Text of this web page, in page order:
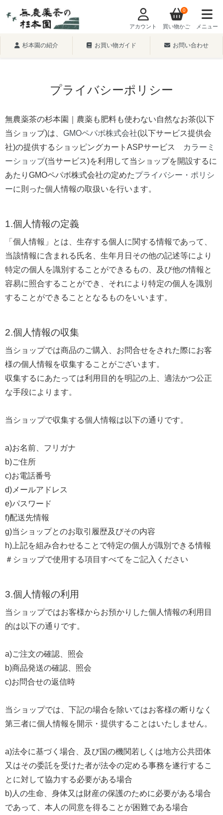
アカウント 買い物かご
0
メニュー
杉本園の紹介 お買い物ガイド お問い合わせ
プライバシーポリシー
無農薬茶の杉本園｜農薬も肥料も使わない自然なお茶(以下
当ショップ)は、 GMOペパボ株式会社(以下サービス提供会
社)の提供するショッピングカートASPサービス
カラーミ
ーショップ(当サービス)を利用して当ショップを開設するに
あたりGMOペパボ株式会社の定めたプライバシー・ポリシ
ーに則った個人情報の取扱いを行います。
1.個人情報の定義
「個人情報」とは、生存する個人に関する情報であって、
当該情報に含まれる氏名、生年月日その他の記述等により
特定の個人を識別することができるもの、及び他の情報と
容易に照合することができ、それにより特定の個人を識別
することができることとなるものをいいます。
2.個人情報の収集
当ショップでは商品のご購入、お問合せをされた際にお客
様の個人情報を収集することがございます。
収集するにあたっては利用目的を明記の上、適法かつ公正
な手段によります。
当ショップで収集する個人情報は以下の通りです。
a)お名前、フリガナ
b)ご住所
c)お電話番号
d)メールアドレス
e)パスワード
f)配送先情報
g)当ショップとのお取引履歴及びその内容
h)上記を組み合わせることで特定の個人が識別できる情報
＃ショップで使用する項目すべてをご記入ください
3.個人情報の利用
当ショップではお客様からお預かりした個人情報の利用目
的は以下の通りです。
a)ご注文の確認、照会
b)商品発送の確認、照会
c)お問合せの返信時
当ショップでは、下記の場合を除いてはお客様の断りなく
第三者に個人情報を開示・提供することはいたしません。
a)法令に基づく場合、及び国の機関若しくは地方公共団体
又はその委託を受けた者が法令の定める事務を遂行するこ
とに対して協力する必要がある場合
b)人の生命、身体又は財産の保護のために必要がある場合
であって、本人の同意を得ることが困難である場合